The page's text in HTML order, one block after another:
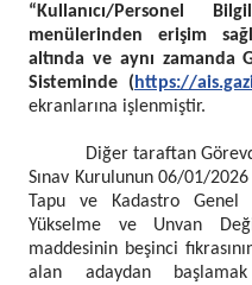
“Kullanıcı/Personel
menülerinden erişim
altında ve aynı zamanda
Sisteminde ( https://
ekranlarına işlenmiştir.
Diğer taraftan
Sınav Kurulunun 06/01/
Tapu ve Kadastro Genel
Yükselme ve Unvan
maddesinin beşinci
alan adaydan